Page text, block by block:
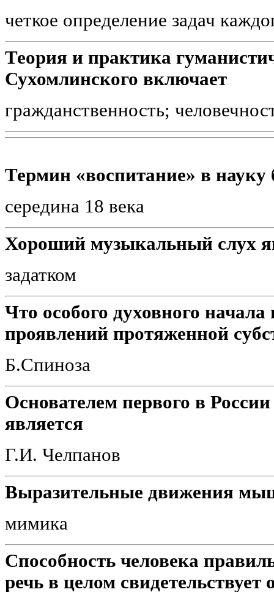
четкое определение задач
Теория и практика
Сухомлинского включает
гражданственность;
Термин «воспитание» в науку
середина 18 века
Хороший музыкальный слух
задатком
Что особого духовного начала
проявлений протяженной
Б.Спиноза
Основателем первого в
является
Г.И. Челпанов
Выразительные движения
мимика
Способность человека
речь в целом свидетельствует